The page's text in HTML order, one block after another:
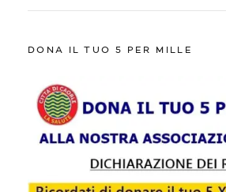
DONA IL TUO 5 PER MILLE